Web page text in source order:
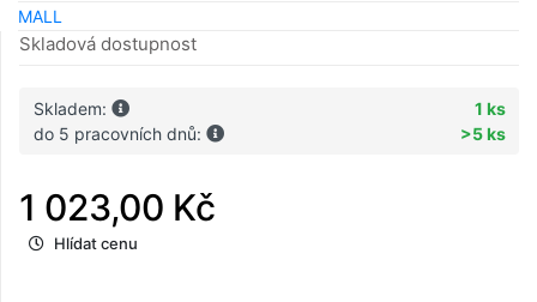
MALL
Skladová dostupnost
Skladem:
1 ks
do 5 pracovních dnů:
>5 ks
1 023,00 Kč
Hlídat cenu